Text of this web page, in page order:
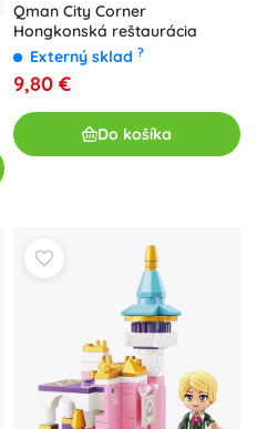
Qman City Corner
Hongkonská reštaurácia
Externý sklad ?
9,80 €
Do košíka